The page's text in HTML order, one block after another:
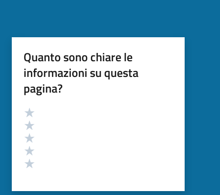
Quanto sono chiare le
informazioni su questa
pagina?
Valutazione